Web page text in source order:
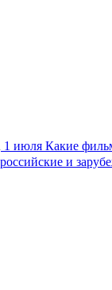
1 июля Какие
российские и